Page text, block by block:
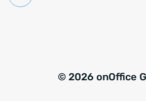
© 2026 onOffice